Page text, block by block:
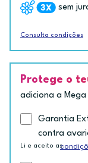
sem
Consulta condições
Protege o
adiciona a
Garantia
contra
Li e aceito as